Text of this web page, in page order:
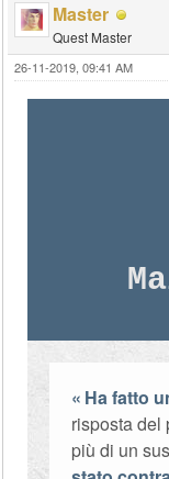
Master
Quest Master
26-11-2019, 09:41 AM
Ha fatto
risposta del
più di un